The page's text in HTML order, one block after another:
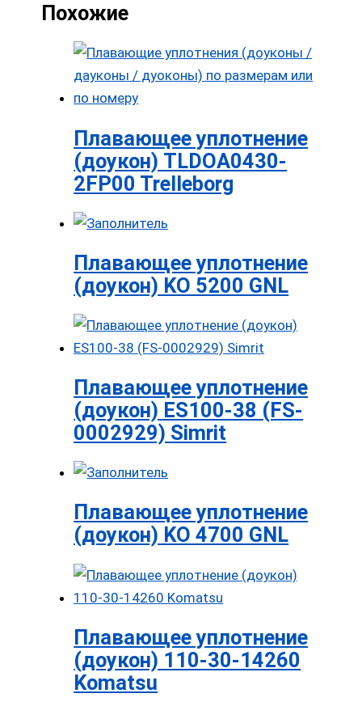
Похожие
Плавающее уплотнение
(доукон) TLDOA0430-
2FP00 Trelleborg
Плавающее уплотнение
(доукон) KO 5200 GNL
Плавающее уплотнение
(доукон) ES100-38 (FS-
0002929) Simrit
Плавающее уплотнение
(доукон) KO 4700 GNL
Плавающее уплотнение
(доукон) 110-30-14260
Komatsu